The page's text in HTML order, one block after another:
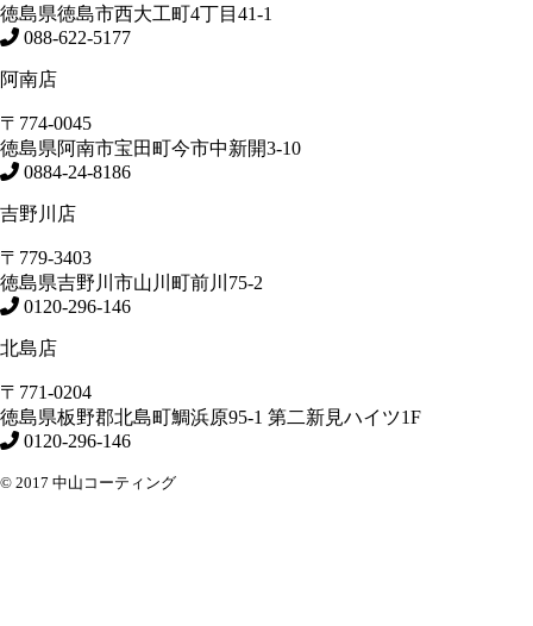
徳島県徳島市西大工町4丁目41-1
088-622-5177
阿南店
〒774-0045
徳島県阿南市宝田町今市中新開3-10
0884-24-8186
吉野川店
〒779-3403
徳島県吉野川市山川町前川75-2
0120-296-146
北島店
〒771-0204
徳島県板野郡北島町鯛浜原95-1 第二新見ハイツ1F
0120-296-146
© 2017 中山コーティング